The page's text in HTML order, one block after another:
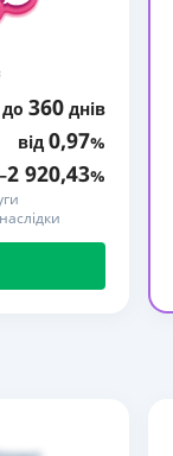
ПО
ПОЛІСИ
КОМПАНІЇ
ПРО СТРАХОВІ
І ОПЛАТА
до 360 днів
від 0,97%
–2 920,43%